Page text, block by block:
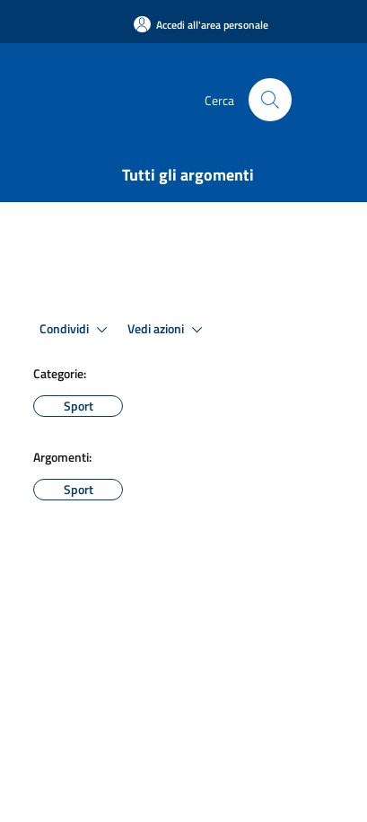
Accedi all'area personale
Cerca
Tutti gli argomenti
Condividi Vedi azioni
Categorie:
Sport
Argomenti:
Sport